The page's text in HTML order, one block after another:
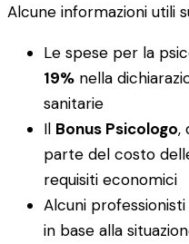
Alcune informazioni utili
Le spese per la
19% nella
sanitarie
Il Bonus Psicologo,
parte del costo
requisiti economici
Alcuni
in base alla